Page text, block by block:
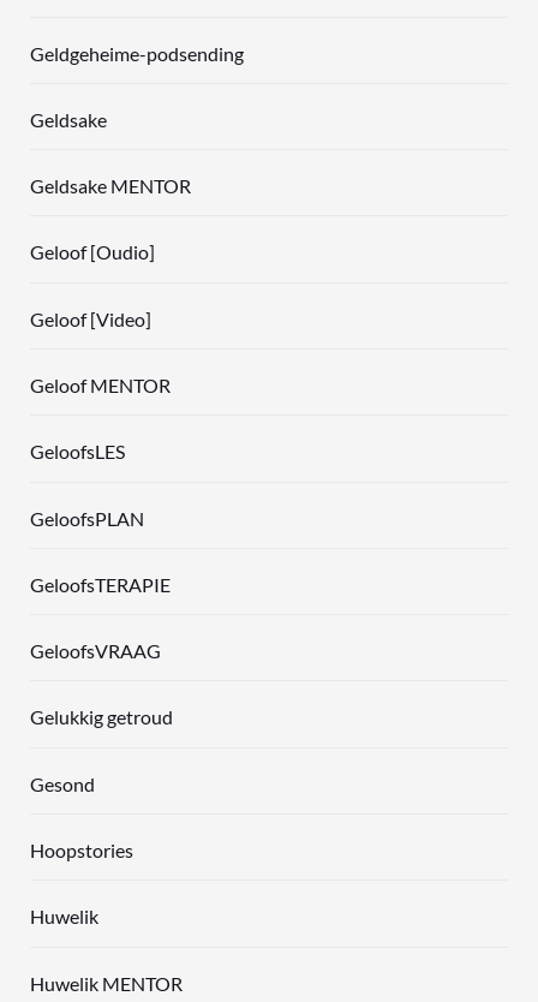
Geldgeheime-podsending
Geldsake
Geldsake MENTOR
Geloof [Oudio]
Geloof [Video]
Geloof MENTOR
GeloofsLES
GeloofsPLAN
GeloofsTERAPIE
GeloofsVRAAG
Gelukkig getroud
Gesond
Hoopstories
Huwelik
Huwelik MENTOR